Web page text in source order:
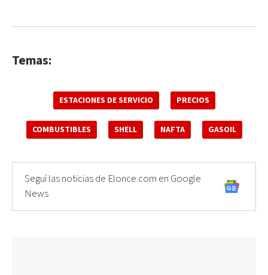
Temas:
ESTACIONES DE SERVICIO PRECIOS
COMBUSTIBLES SHELL NAFTA GASOIL
Seguí las noticias de Elonce.com en Google
News